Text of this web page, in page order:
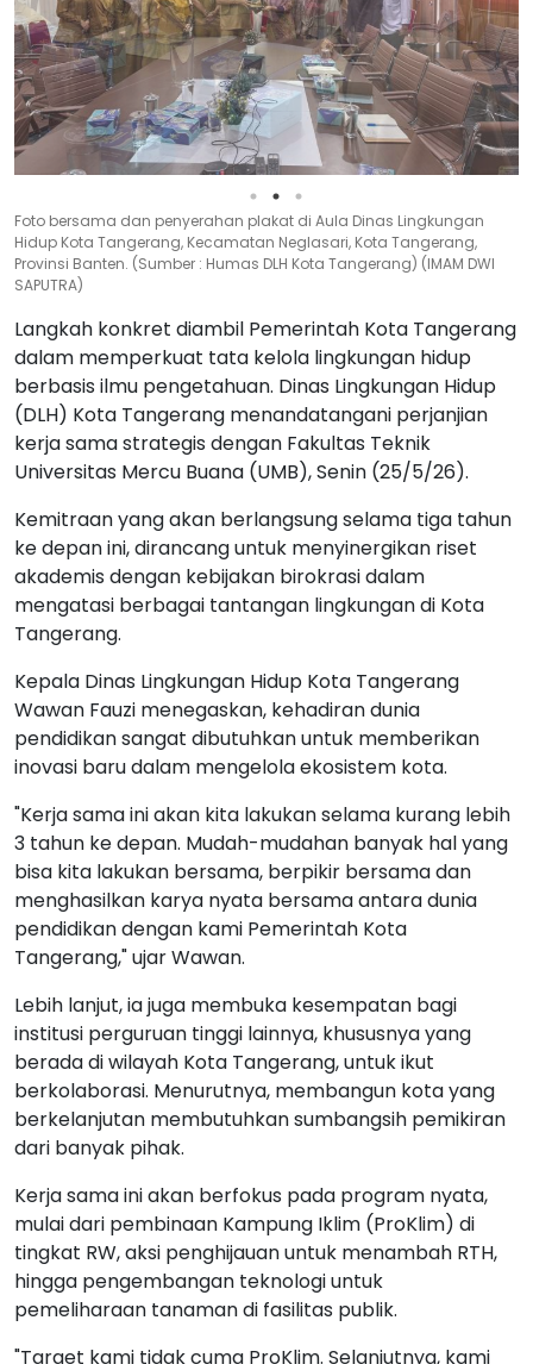
Proses penandatanganan kerja sama Dinas Lingkungan Hidup Kota
Tangerang dengan Universitas Mercu Buana di Aula Dinas
Lingkungan Hidup Kota Tangerang, Kecamatan Neglasari, Kota
Tangerang, Provinsi Banten. (Sumber : Humas DLH Kota Tangerang)
Langkah konkret diambil Pemerintah Kota Tangerang
dalam memperkuat tata kelola lingkungan hidup
berbasis ilmu pengetahuan. Dinas Lingkungan Hidup
(DLH) Kota Tangerang menandatangani perjanjian
kerja sama strategis dengan Fakultas Teknik
Kemitraan yang akan berlangsung selama tiga tahun
ke depan ini, dirancang untuk menyinergikan riset
akademis dengan kebijakan birokrasi dalam
mengatasi berbagai tantangan lingkungan di Kota
Kepala Dinas Lingkungan Hidup Kota Tangerang
Wawan Fauzi menegaskan, kehadiran dunia
pendidikan sangat dibutuhkan untuk memberikan
"Kerja sama ini akan kita lakukan selama kurang lebih
3 tahun ke depan. Mudah-mudahan banyak hal yang
bisa kita lakukan bersama, berpikir bersama dan
menghasilkan karya nyata bersama antara dunia
pendidikan dengan kami Pemerintah Kota
Lebih lanjut, ia juga membuka kesempatan bagi
institusi perguruan tinggi lainnya, khususnya yang
berada di wilayah Kota Tangerang, untuk ikut
berkolaborasi. Menurutnya, membangun kota yang
berkelanjutan membutuhkan sumbangsih pemikiran
Kerja sama ini akan berfokus pada program nyata,
mulai dari pembinaan Kampung Iklim (ProKlim) di
tingkat RW, aksi penghijauan untuk menambah RTH,
hingga pengembangan teknologi untuk